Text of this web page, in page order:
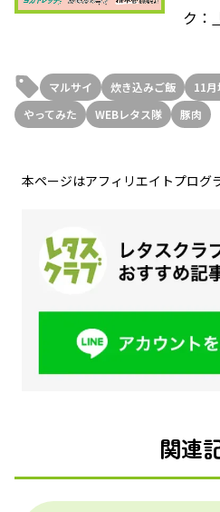
ク：
マルサイ 炊き込みご飯 11月
やってみた
WEBレタス隊 豚肉
本ページはアフィリエイトプログ
関連